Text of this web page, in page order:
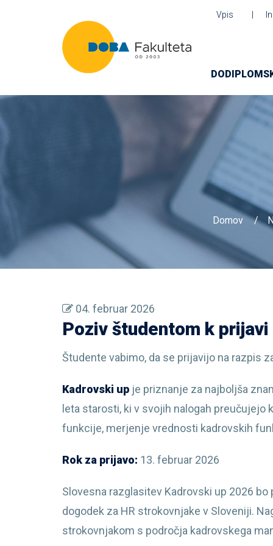
Vpis
Domov
04. februar 2026
Poziv študentom k
Študente vabimo, da se prijavijo na razpis
Kadrovski up je priznanje za najboljša
leta starosti, ki v svojih nalogah
funkcije, merjenje vrednosti kadrovskih
Rok za prijavo: 13. februar 2026
Slovesna razglasitev Kadrovski up 2026 bo
dogodek za HR strokovnjake v Sloveniji.
strokovnjakom s področja kadrovskega